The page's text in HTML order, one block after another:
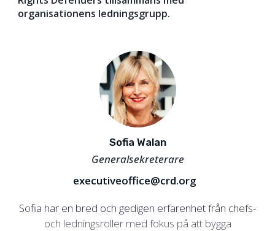
organisationens ledningsgrupp.
Sofia Walan
Generalsekreterare
executiveoffice@crd.org
Sofia har en bred och gedigen erfarenhet från chefs-
och ledningsroller med fokus på att bygga